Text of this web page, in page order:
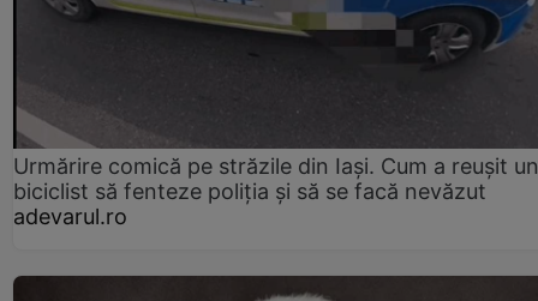
Urmărire comică pe străzile din Iași. Cum a reușit un
biciclist să fenteze poliția și să se facă nevăzut
adevarul.ro